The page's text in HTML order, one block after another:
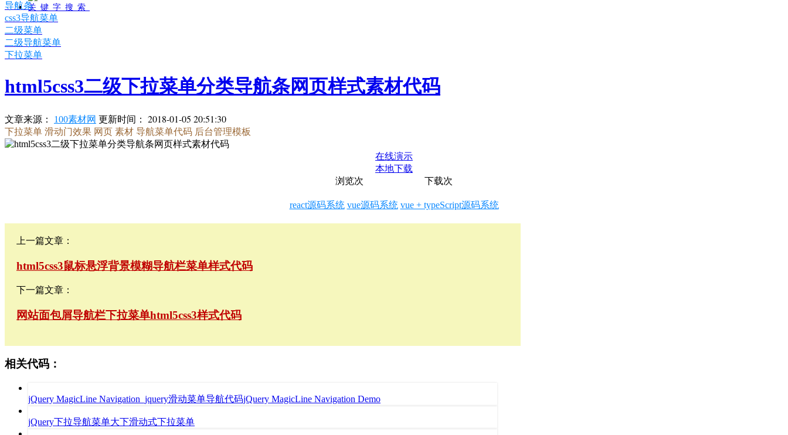
关键字搜索
导航条
css3导航菜单
二级菜单
二级导航菜单
下拉菜单
html5css3二级下拉菜单分类导航条网页样式素材代码
文章来源： 100素材网 更新时间： 2018-01-05 20:51:30
下拉菜单 滑动门效果 网页 素材 导航菜单代码 后台管理模板
在线演示
本地下载
浏览次 下载次
react源码系统 vue源码系统 vue + typeScript源码系统
上一篇文章：
html5css3鼠标悬浮背景模糊导航栏菜单样式代码
下一篇文章：
网站面包屑导航栏下拉菜单html5css3样式代码
相关代码：
jQuery MagicLine Navigation_jquery滑动菜单导航代码jQuery MagicLine Navigation Demo
jQuery下拉导航菜单大下滑动式下拉菜单